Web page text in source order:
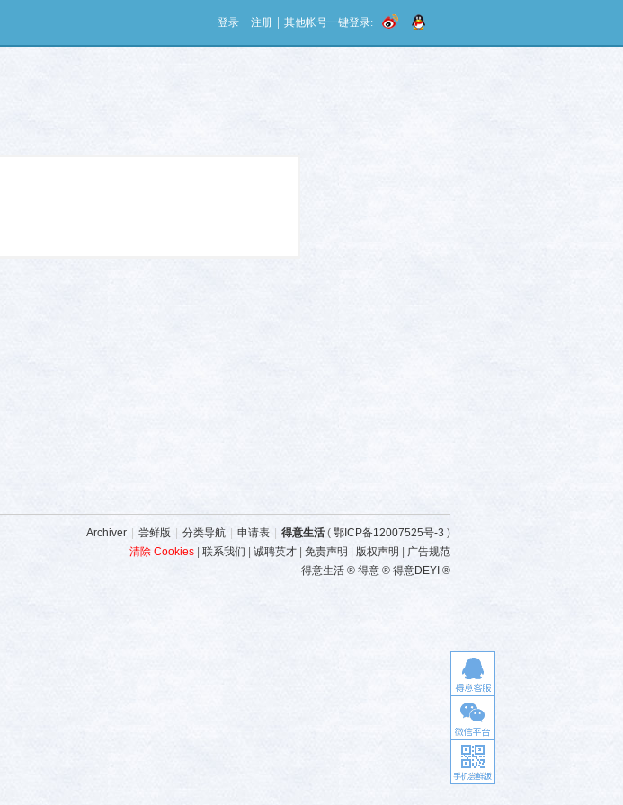
登录 注册 其他帐号一键登录:
Archiver 尝鲜版 分类导航 申请表 得意生活 ( 鄂ICP备12007525号-3 )
清除 Cookies
联系我们 诚聘英才 免责声明 版权声明
广告规范
得意生活 ® 得意 ® 得意DEYI ®